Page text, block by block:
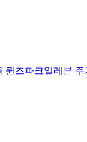
퀸즈파크일레븐 주